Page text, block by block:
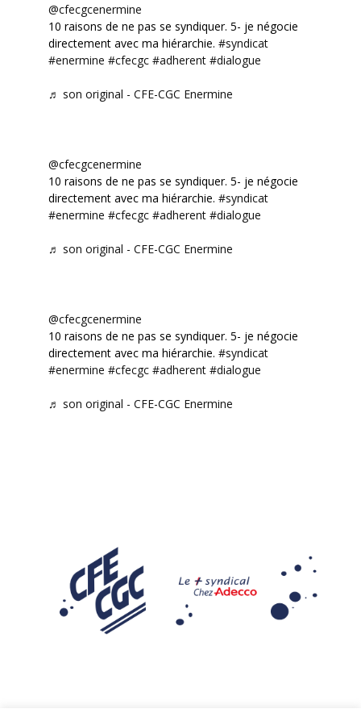
@cfecgcenermine
10 raisons de ne pas se syndiquer. 5- je négocie
directement avec ma hiérarchie. #syndicat
#enermine #cfecgc #adherent #dialogue
♬ son original - CFE-CGC Enermine
@cfecgcenermine
10 raisons de ne pas se syndiquer. 5- je négocie
directement avec ma hiérarchie. #syndicat
#enermine #cfecgc #adherent #dialogue
♬ son original - CFE-CGC Enermine
@cfecgcenermine
10 raisons de ne pas se syndiquer. 5- je négocie
directement avec ma hiérarchie. #syndicat
#enermine #cfecgc #adherent #dialogue
♬ son original - CFE-CGC Enermine